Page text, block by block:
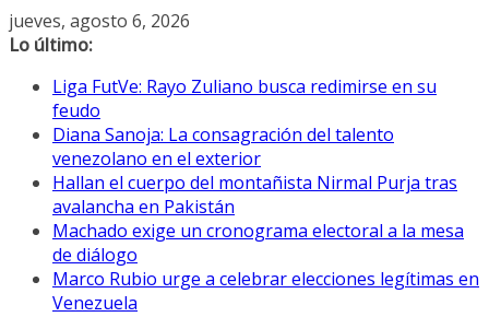
Saltar
al
jueves, agosto 6, 2026
Lo último:
Liga FutVe: Rayo Zuliano busca redimirse en su
feudo
Diana Sanoja: La consagración del talento
venezolano en el exterior
Hallan el cuerpo del montañista Nirmal Purja tras
avalancha en Pakistán
Machado exige un cronograma electoral a la mesa
de diálogo
Marco Rubio urge a celebrar elecciones legítimas en
Venezuela